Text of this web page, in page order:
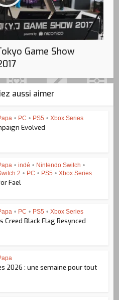
Game Show
aussi aimer
• PC • PS5 • Xbox Series
Evolved
• indé • Nintendo Switch •
2 • PC • PS5 • Xbox Series
Fael
• PC • PS5 • Xbox Series
Creed Black Flag Resynced
2026 : une semaine pour tout